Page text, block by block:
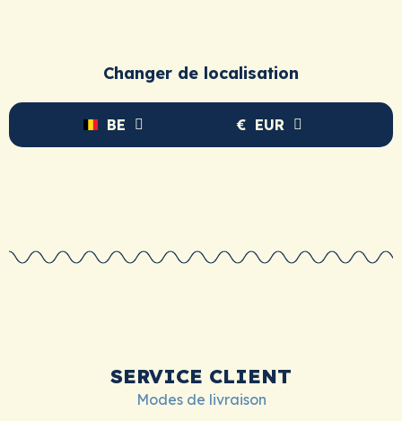
Changer de localisation
BE € EUR
SERVICE CLIENT
Modes de livraison